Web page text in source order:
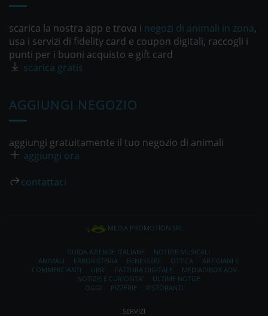
scarica la nostra app e trova i negozi di animali in zona,
usa i servizi di fidelity card e coupon digitali, raccogli i
punti per i buoni acquisto e gift card
scarica gratis
AGGIUNGI NEGOZIO
aggiungi gratuitamente il tuo negozio di animali
aggiungi ora
contattaci
MEDIA PROMOTION SRL
GUIDA AZIENDE ITALIANE
NOTIZIE MUSICALI
ANIMALI
ERBORISTERIA BENESSERE OTTICA
ARTIGIANI E
COMMERCIANTI
LIBRI FATTURA DIGITALE
MEDIADIBOX ADV
NOTIZIE E CURIOSITA'
ULTIME NOTIZE
OGGI
PIZZERIE RISTORANTI
SERVIZI